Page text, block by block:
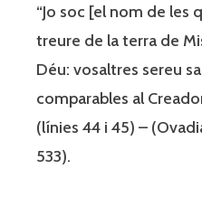
“Jo soc [el nom de les
treure de la terra de
Déu: vosaltres sereu
comparables al
(línies 44 i 45) –
533).